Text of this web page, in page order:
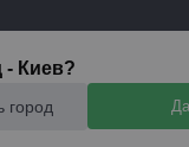
- Киев?
город Да